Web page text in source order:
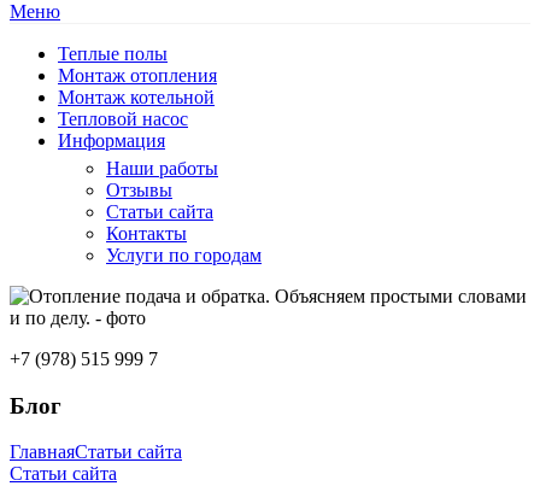
Меню
Теплые полы
Монтаж отопления
Монтаж котельной
Тепловой насос
Информация
Наши работы
Отзывы
Статьи сайта
Контакты
Услуги по городам
+7 (978) 515 999 7
Блог
ГлавнаяСтатьи сайта
Статьи сайта